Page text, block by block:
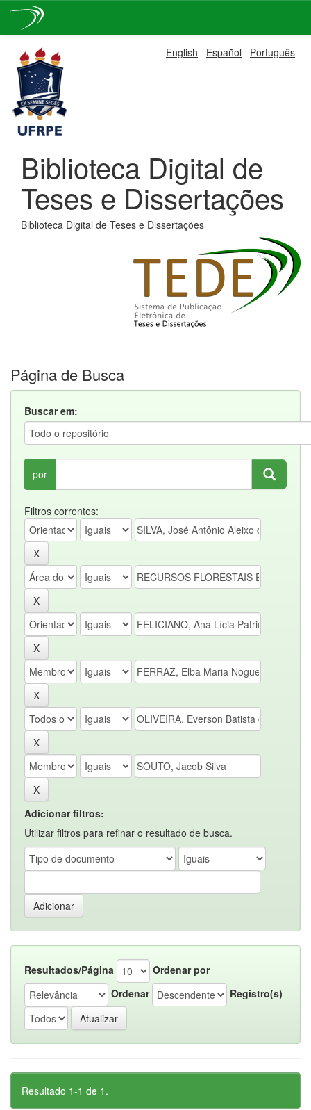
navigation
English Español Português
Biblioteca Digital de
Teses e Dissertações
Biblioteca Digital de Teses e Dissertações
Página de Busca
Buscar em:
por
Filtros correntes:
Adicionar filtros:
Utilizar filtros para refinar o resultado de busca.
Resultados/Página
Ordenar por
Ordenar
Registro(s)
Resultado 1-1 de 1.